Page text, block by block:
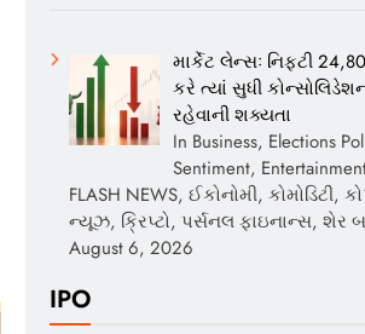
માર્કેટ લેન્સઃ નિફ્ટી
કરે ત્યાં સુધી
રહેવાની શક્યતા
In Business, Elections
Sentiment,
FLASH NEWS, ઈકોનોમી, કોમોડિટી,
ન્યૂઝ, ક્રિપ્ટો, પર્સનલ ફાઇનાન્સ, શેર
August 6, 2026
IPO